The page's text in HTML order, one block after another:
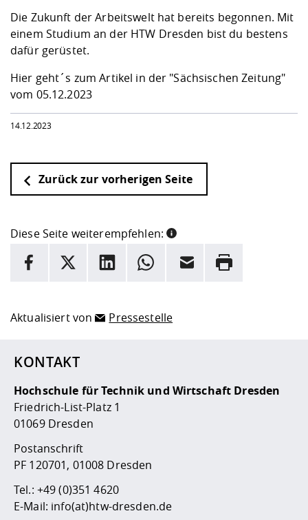
Vorbereitung
Checkliste zum
Studien- und
Jobs, Praktika,
Studieren in
Career Service
Formulare und
FIS -
Prototyping und
Gründung und
Kontakt &
Gremien und
Informatik/
Angebote für Unternehmen
Kontakt und Anfahrt
Qualitätssicherung
Die Zukunft der Arbeitswelt hat bereits begonnen. Mit
einem Studium an der HTW Dresden bist du bestens
dafür gerüstet.
Hier geht´s zum Artikel in der "Sächsischen Zeitung"
vom 05.12.2023
14.12.2023
Zurück zur vorherigen Seite
Diese Seite weiterempfehlen:
INFORMATION
Facebook
X LinkedInWhatsappE-Mail Drucken
Aktualisiert von Pressestelle
KONTAKT
Hochschule für Technik und Wirtschaft Dresden
Friedrich-List-Platz 1
01069 Dresden
Postanschrift
PF 120701, 01008 Dresden
Tel.: +49 (0)351 4620
E-Mail: info(at)htw-dresden.de